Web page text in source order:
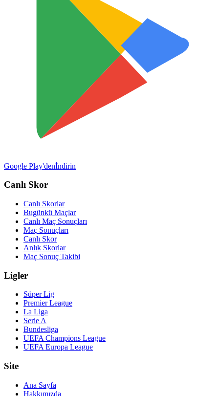
Google Play'denİndirin
Canlı Skor
Canlı Skorlar
Bugünkü Maçlar
Canlı Maç Sonuçları
Maç Sonuçları
Canlı Skor
Anlık Skorlar
Maç Sonuç Takibi
Ligler
Süper Lig
Premier League
La Liga
Serie A
Bundesliga
UEFA Champions League
UEFA Europa League
Site
Ana Sayfa
Hakkımızda